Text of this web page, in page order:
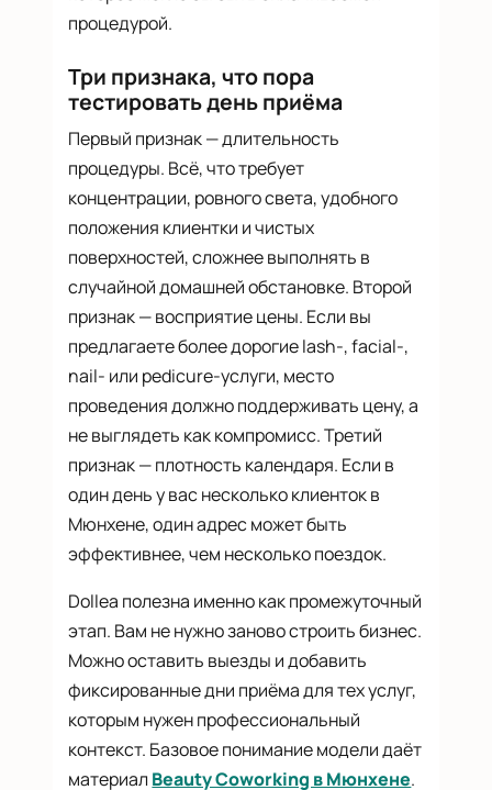
процедурой.
Три признака, что пора
тестировать день приёма
Первый признак — длительность
процедуры. Всё, что требует
концентрации, ровного света, удобного
положения клиентки и чистых
поверхностей, сложнее выполнять в
случайной домашней обстановке. Второй
признак — восприятие цены. Если вы
предлагаете более дорогие lash-, facial-,
nail- или pedicure-услуги, место
проведения должно поддерживать цену, а
не выглядеть как компромисс. Третий
признак — плотность календаря. Если в
один день у вас несколько клиенток в
Мюнхене, один адрес может быть
эффективнее, чем несколько поездок.
Dollea полезна именно как промежуточный
этап. Вам не нужно заново строить бизнес.
Можно оставить выезды и добавить
фиксированные дни приёма для тех услуг,
которым нужен профессиональный
контекст. Базовое понимание модели даёт
материал Beauty Coworking в Мюнхене.